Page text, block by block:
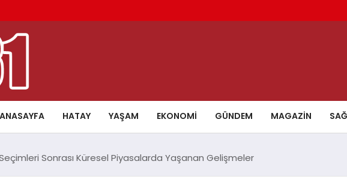
ANASAYFA HATAY YAŞAM EKONOMI GÜNDEM MAGAZIN
Seçimleri Sonrası Küresel Piyasalarda Yaşanan Gelişmeler